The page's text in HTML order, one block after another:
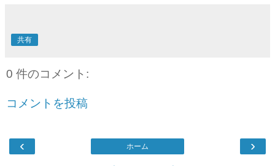
共有
0 件のコメント:
コメントを投稿
‹ ›
ホーム